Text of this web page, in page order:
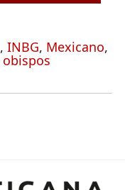
, INBG, Mexicano,
obispos